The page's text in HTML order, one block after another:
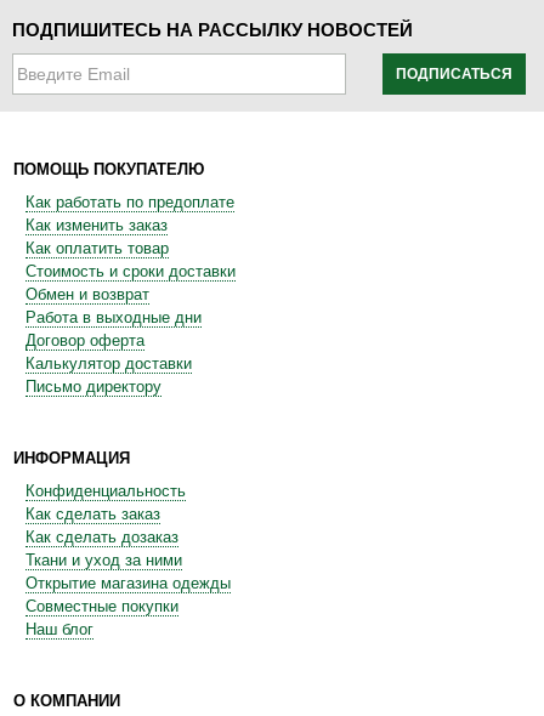
ПОДПИШИТЕСЬ НА РАССЫЛКУ НОВОСТЕЙ
ПОДПИСАТЬСЯ
ПОМОЩЬ ПОКУПАТЕЛЮ
Как работать по предоплате
Как изменить заказ
Как оплатить товар
Стоимость и сроки доставки
Обмен и возврат
Работа в выходные дни
Договор оферта
Калькулятор доставки
Письмо директору
ИНФОРМАЦИЯ
Конфиденциальность
Как сделать заказ
Как сделать дозаказ
Ткани и уход за ними
Открытие магазина одежды
Совместные покупки
Наш блог
О КОМПАНИИ